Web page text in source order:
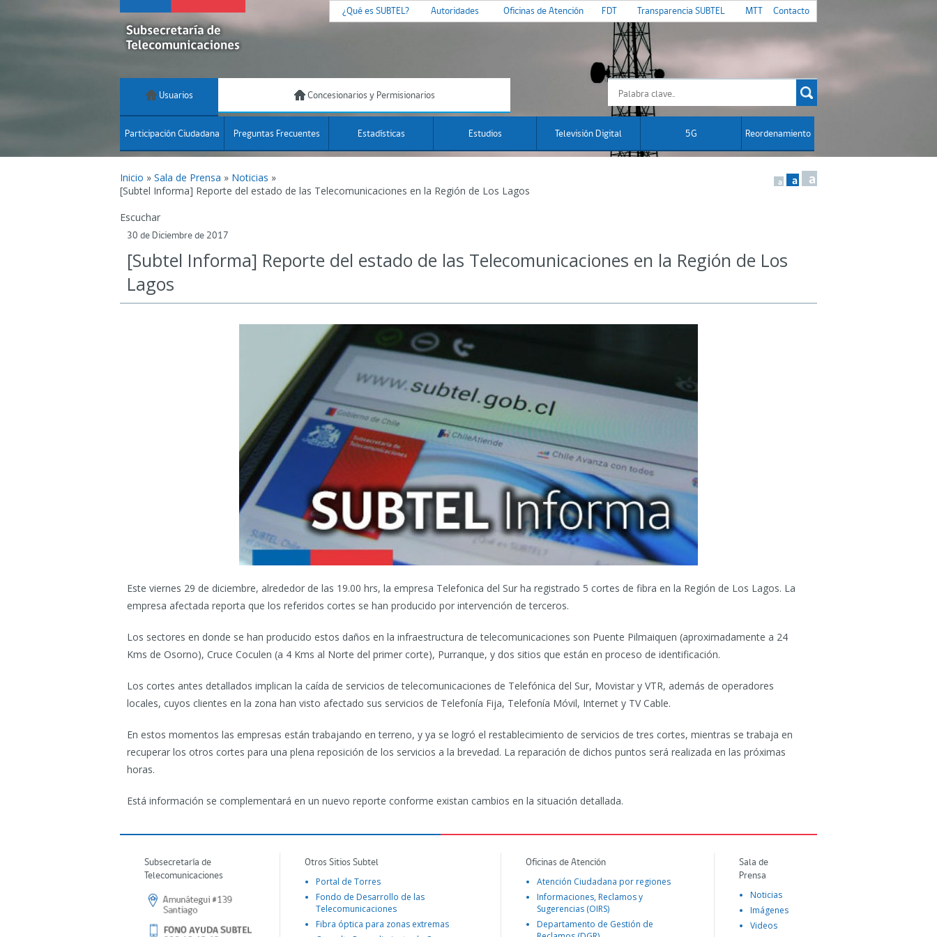
¿Qué es SUBTEL? Autoridades Oficinas de Atención FDT Transparencia SUBTEL MTT Contacto
Usuarios Concesionarios y Permisionarios
Participación Ciudadana Preguntas Frecuentes Estadísticas Estudios Televisión Digital 5G Reordenamiento
Inicio » Sala de Prensa » Noticias »
[Subtel Informa] Reporte del estado de las Telecomunicaciones en la Región de Los Lagos
a a a
Escuchar
30 de Diciembre de 2017
[Subtel Informa] Reporte del estado de las Telecomunicaciones en la Región de Los
Lagos
Este viernes 29 de diciembre, alrededor de las 19.00 hrs, la empresa Telefonica del Sur ha registrado 5 cortes de fibra en la Región de Los Lagos. La
empresa afectada reporta que los referidos cortes se han producido por intervención de terceros.
Los sectores en donde se han producido estos daños en la infraestructura de telecomunicaciones son Puente Pilmaiquen (aproximadamente a 24
Kms de Osorno), Cruce Coculen (a 4 Kms al Norte del primer corte), Purranque, y dos sitios que están en proceso de identificación.
Los cortes antes detallados implican la caída de servicios de telecomunicaciones de Telefónica del Sur, Movistar y VTR, además de operadores
locales, cuyos clientes en la zona han visto afectado sus servicios de Telefonía Fija, Telefonía Móvil, Internet y TV Cable.
En estos momentos las empresas están trabajando en terreno, y ya se logró el restablecimiento de servicios de tres cortes, mientras se trabaja en
recuperar los otros cortes para una plena reposición de los servicios a la brevedad. La reparación de dichos puntos será realizada en las próximas
horas.
Está información se complementará en un nuevo reporte conforme existan cambios en la situación detallada.
Subsecretaría de
Telecomunicaciones
Otros Sitios Subtel
Portal de Torres
Fondo de Desarrollo de las
Telecomunicaciones
Fibra óptica para zonas extremas
Oficinas de Atención
Atención Ciudadana por regiones
Informaciones, Reclamos y
Sugerencias (OIRS)
Departamento de Gestión de
Sala de
Prensa
Noticias
Imágenes
Videos